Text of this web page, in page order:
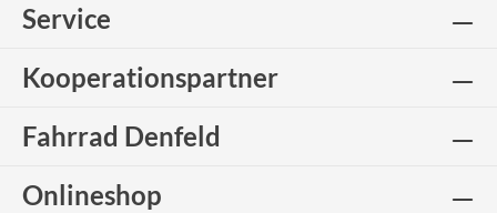
Service
Kooperationspartner
Fahrrad Denfeld
Onlineshop